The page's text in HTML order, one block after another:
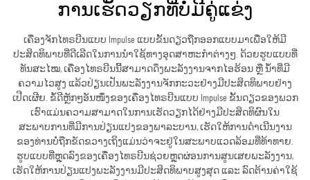
ການເຮັດວຽກທີ່ບໍ່ມີຄູ່ແຂ່ງ
ເຄື່ອງຈັກໄທຣບີນແບບ Impulse ແບບຂັ້ນດຽວຖືກອອກແບບມາເພື່ອໃຫ້ມີ
ປະສິດທິພາບທີ່ດີເລີດໃນການນຳໃຊ້ທາງອຸດສາຫະກຳຕ່າງໆ. ດ້ວຍຮູບແບບທີ່
ທັນສະໄໝ, ເຄື່ອງໄທຣບີນນີ້ສາມາດດຶງພະລັງງານຈາກໄອຮ້ອນ ຫຼື ນ້ຳທີ່ມີ
ຄວາມໄວສູງ ແລ້ວປ່ຽນເປັນພະລັງງານຈັກກະວະຢ່າງມີປະສິດທິພາບຢ່າງ
ເປີດເຜີຍ. ຂໍ້ດີຫຼັກໆອັນໜຶ່ງຂອງເຄື່ອງໄທຣບີນແບບ Impulse ຂັ້ນດຽວຂອງພວກ
ເຮົາແມ່ນຄວາມສາມາດໃນການເຮັດວຽກໄດ້ຢ່າງມີປະສິດທິຜົນໃນ
ສະພາບການທີ່ມີການປ່ຽນແປງຂອງພາລະບານ, ເຮັດໃຫ້ການດຳເນີນງານ
ຂອງທ່ານບໍ່ຖືກຂັດຂວາງເຖິງແມ່ນວ່າຈະຢູ່ໃນສະພາບແວດລ້ອມທີ່ທ້າທາຍ.
ຮູບແບບທີ່ຫຼຸດລົງຂອງເຄື່ອງໄທຣບີນຊ່ວຍຫຼຸດຜ່ອນການສູນເສຍພະລັງງານ,
ເຮັດໃຫ້ການປ່ຽນແປງພະລັງງານມີປະສິດທິພາບສູງສຸດ ແລະ ລົດຕ້ານຄ່າໃຊ້